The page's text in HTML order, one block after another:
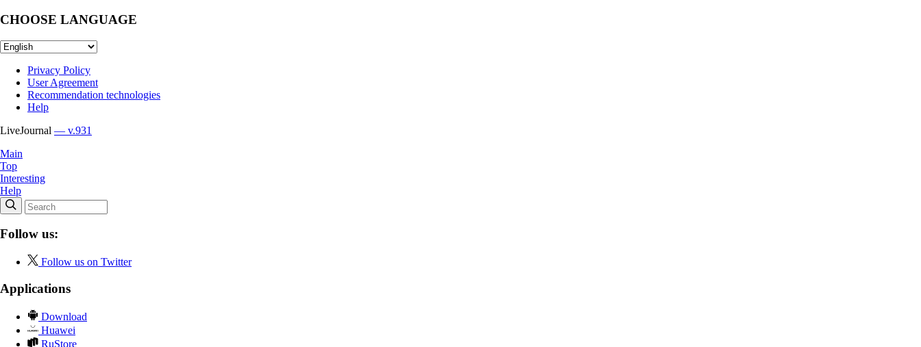
CHOOSE LANGUAGE
Privacy Policy
User Agreement
Recommendation technologies
Help
LiveJournal — v.931
Main
Top
Interesting
Help
Follow us:
Follow us on Twitter
Applications
Download
Huawei
RuStore